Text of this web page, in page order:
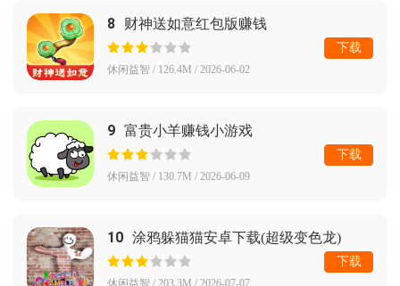
8 财神送如意红包版赚钱
休闲益智 / 126.4M / 2026-06-02
下载
9 富贵小羊赚钱小游戏
休闲益智 / 130.7M / 2026-06-09
下载
10 涂鸦躲猫猫安卓下载(超级变色龙)
休闲益智 / 203.3M / 2026-07-07
下载